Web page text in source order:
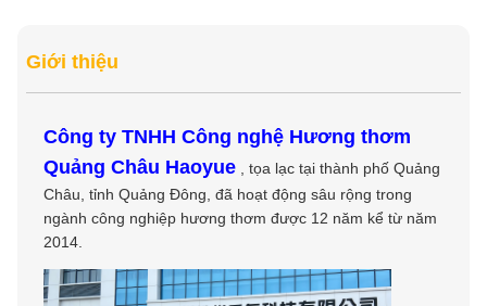
Giới thiệu
Công ty TNHH Công nghệ Hương thơm
Quảng Châu Haoyue , tọa lạc tại thành phố Quảng
Châu, tỉnh Quảng Đông, đã hoạt động sâu rộng trong
ngành công nghiệp hương thơm được 12 năm kể từ năm
2014.